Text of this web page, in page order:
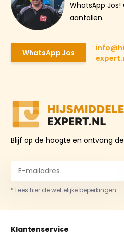
WhatsApp
aantallen.
WhatsApp Jos
Blijf op de hoogte en ontvang
* Lees hier de wettelijke beperkingen
Klantenservice